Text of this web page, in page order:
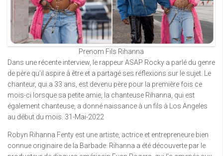
Prenom Fils Rihanna
Dans une récente interview, le rappeur ASAP Rocky a parlé du genre
de père qu’il aspire à être et a partagé ses réflexions sur le sujet. Le
chanteur, qui a 33 ans, est devenu père pour la première fois ce
mois-ci lorsque sa petite amie, la chanteuse Rihanna, qui est
également chanteuse, a donné naissance à un fils à Los Angeles
au début du mois. 31-Mai-2022
Robyn Rihanna Fenty est une artiste, actrice et entrepreneure bien
connue originaire de la Barbade. Rihanna a été découverte par le